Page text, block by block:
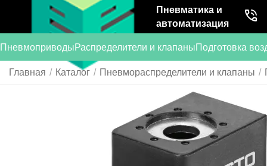
Пневматика и
автоматизация
ПневмоприводыРаспределители и клапаныПодготовка
Главная / Каталог / Пневмораспределители и клапаны /